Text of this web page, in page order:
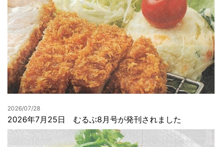
2026/07/28
2026年7月25日 むるぶ8月号が発刊されました